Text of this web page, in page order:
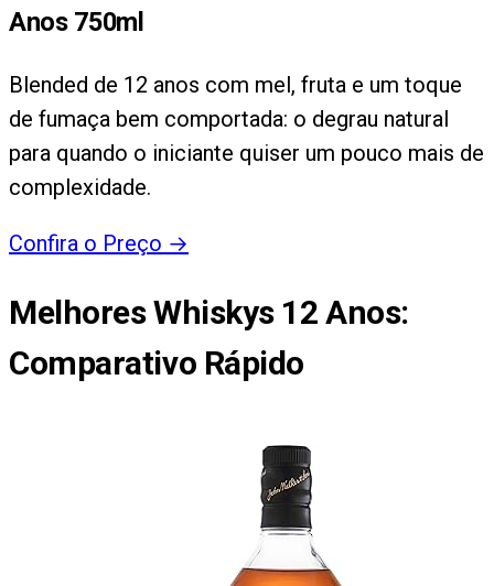
Anos 750ml
Blended de 12 anos com mel, fruta e um toque
de fumaça bem comportada: o degrau natural
para quando o iniciante quiser um pouco mais de
complexidade.
Confira o Preço →
Melhores Whiskys 12 Anos:
Comparativo Rápido